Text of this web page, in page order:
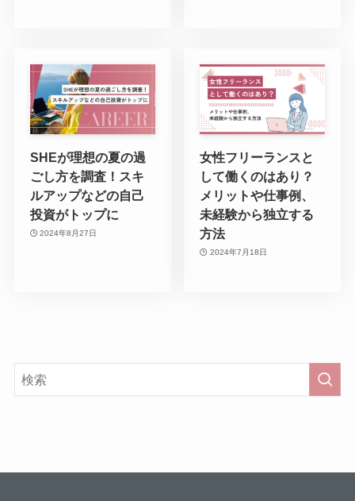
SHEが理想の夏の過
ごし方を調査！スキ
ルアップなどの自己
投資がトップに
2024年8月27日
女性フリーランスと
して働くのはあり？
メリットや仕事例、
未経験から独立する
方法
2024年7月18日